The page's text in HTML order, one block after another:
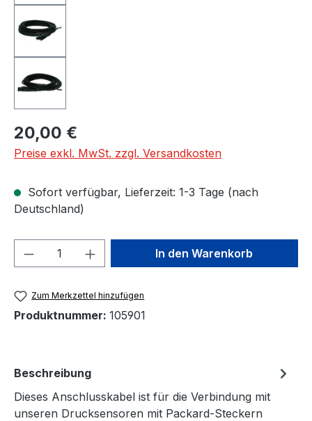
Regulärer Preis:
20,00 €
Preise exkl. MwSt. zzgl. Versandkosten
Sofort verfügbar, Lieferzeit: 1-3 Tage (nach
Deutschland)
Produkt Anzahl: Gib denIn den Warenkorb
Zum Merkzettel hinzufügen
Produktnummer: 105901
Beschreibung
Dieses Anschlusskabel ist für die Verbindung mit
unseren Drucksensoren mit Packard-Steckern